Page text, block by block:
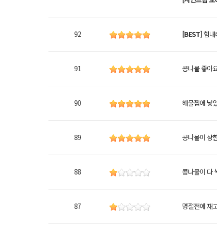
92 [BEST]힘내
91 콩나물 좋아
90 해물찜에 넣
89 콩나물이 상
88 콩나물이 다
87 명절전에 재